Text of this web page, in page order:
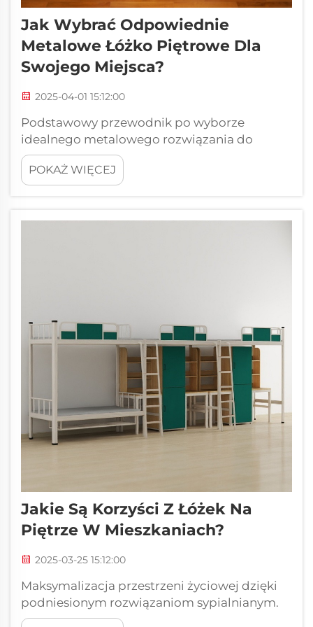
Jak Wybrać Odpowiednie
Metalowe Łóżko Piętrowe Dla
Swojego Miejsca?
2025-04-01 15:12:00
Podstawowy przewodnik po wyborze
idealnego metalowego rozwiązania do
spania Gdy zależy nam na maksymalnym
wykorzystaniu przestrzeni życiowej,
jednocześnie zapewniając komfort i trwałość,
doskonały wybór zarówno dla domów, jak i
POKAŻ WIĘCEJ
Jakie Są Korzyści Z Łóżek Na
Piętrze W Mieszkaniach?
2025-03-25 15:12:00
Maksymalizacja przestrzeni życiowej dzięki
podniesionym rozwiązaniom sypialnianym.
Mieszkanie w mieszkaniu często oznacza